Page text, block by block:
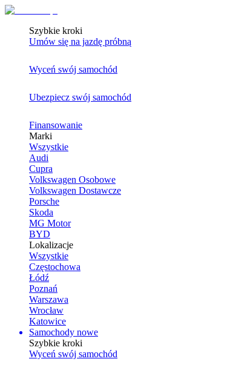
Szybkie kroki
Umów się na jazdę próbną
Wyceń swój samochód
Ubezpiecz swój samochód
Finansowanie
Marki
Wszystkie
Audi
Cupra
Volkswagen Osobowe
Volkswagen Dostawcze
Porsche
Skoda
MG Motor
BYD
Lokalizacje
Wszystkie
Częstochowa
Łódź
Poznań
Warszawa
Wrocław
Katowice
Samochody nowe
Szybkie kroki
Wyceń swój samochód